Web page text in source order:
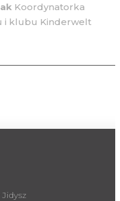
Koordynatorka
i klubu Kinderwelt